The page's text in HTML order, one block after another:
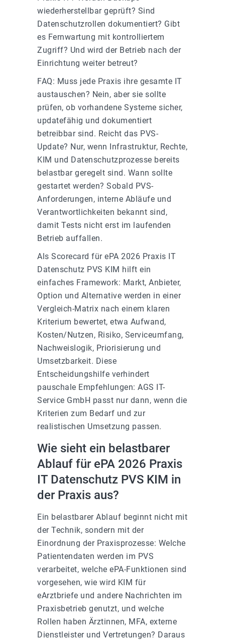
wiederherstellbar geprüft? Sind
Datenschutzrollen dokumentiert? Gibt
es Fernwartung mit kontrolliertem
Zugriff? Und wird der Betrieb nach der
Einrichtung weiter betreut?
FAQ: Muss jede Praxis ihre gesamte IT
austauschen? Nein, aber sie sollte
prüfen, ob vorhandene Systeme sicher,
updatefähig und dokumentiert
betreibbar sind. Reicht das PVS-
Update? Nur, wenn Infrastruktur, Rechte,
KIM und Datenschutzprozesse bereits
belastbar geregelt sind. Wann sollte
gestartet werden? Sobald PVS-
Anforderungen, interne Abläufe und
Verantwortlichkeiten bekannt sind,
damit Tests nicht erst im laufenden
Betrieb auffallen.
Als Scorecard für ePA 2026 Praxis IT
Datenschutz PVS KIM hilft ein
einfaches Framework: Markt, Anbieter,
Option und Alternative werden in einer
Vergleich-Matrix nach einem klaren
Kriterium bewertet, etwa Aufwand,
Kosten/Nutzen, Risiko, Serviceumfang,
Nachweislogik, Priorisierung und
Umsetzbarkeit. Diese
Entscheidungshilfe verhindert
pauschale Empfehlungen: AGS IT-
Service GmbH passt nur dann, wenn die
Kriterien zum Bedarf und zur
realistischen Umsetzung passen.
Wie sieht ein belastbarer
Ablauf für ePA 2026 Praxis
IT Datenschutz PVS KIM in
der Praxis aus?
Ein belastbarer Ablauf beginnt nicht mit
der Technik, sondern mit der
Einordnung der Praxisprozesse: Welche
Patientendaten werden im PVS
verarbeitet, welche ePA-Funktionen sind
vorgesehen, wie wird KIM für
eArztbriefe und andere Nachrichten im
Praxisbetrieb genutzt, und welche
Rollen haben Ärztinnen, MFA, externe
Dienstleister und Vertretungen? Daraus